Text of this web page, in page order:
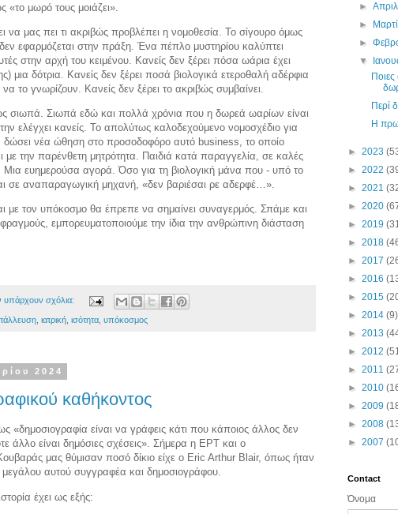
μωρό τους μοιάζει».
να μας πει τι ακριβώς προβλέπει η νομοθεσία. Το σίγουρο όμως
εφαρμόζεται στην πράξη. Ένα πέπλο μυστηρίου καλύπτει
στην αρχή του κειμένου. Κανείς δεν ξέρει πόσα ωάρια έχει
μια δότρια. Κανείς δεν ξέρει ποσά βιολογικά ετεροθαλή αδέρφια
το γνωρίζουν. Κανείς δεν ξέρει το ακριβώς συμβαίνει.
σιωπά. Σιωπά εδώ και πολλά χρόνια που η δωρεά ωαρίων είναι
ελέγχει κανείς. Το απολύτως καλοδεχούμενο νομοσχέδιο για
δώσει νέα ώθηση στο προσοδοφόρο αυτό business, το οποίο
με την παρένθετη μητρότητα. Παιδιά κατά παραγγελία, σε καλές
Μια ευημερούσα αγορά. Όσο για τη βιολογική μάνα που - υπό το
σε αναπαραγωγική μηχανή, «δεν βαριέσαι ρε αδερφέ…».
με τον υπόκοσμο θα έπρεπε να σημαίνει συναγερμός. Σπάμε και
φραγμούς, εμπορευματοποιούμε την ίδια την ανθρώπινη διάσταση
υπάρχουν σχόλια:
ιατρική ισότητα υπόκοσμος
2024
καθήκοντος
«δημοσιογραφία είναι να γράφεις κάτι που κάποιος άλλος δεν
άλλο είναι δημόσιες σχέσεις». Σήμερα η ΕΡΤ και ο
μας θύμισαν ποσό δίκιο είχε o Eric Arthur Blair, όπως ήταν
αυτού συγγραφέα και δημοσιογράφου.
έχει ως εξής:
►
►
►
▼
Περί
Η
► 2023
► 2022
► 2021
► 2020
► 2019
► 2018
► 2017
► 2016
► 2015
► 2014 (9)
► 2013
► 2012
► 2011
► 2010
► 2009
► 2008
► 2007
Contact
Όνομα